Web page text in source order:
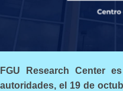
FGU Research Center
autoridades, el 19 de